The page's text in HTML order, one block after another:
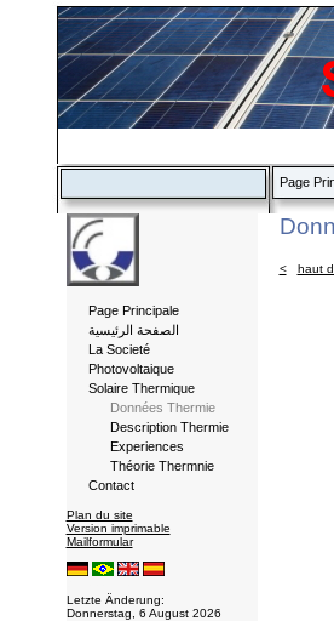
Page
Page Principale
الصفحة الرئيسية
La Societé
Photovoltaique
Solaire Thermique
Données Thermie
Description Thermie
Experiences
Théorie Thermnie
Contact
Plan du site
Version imprimable
Mailformular
Letzte Änderung:
Donnerstag, 6 August 2026
< haut